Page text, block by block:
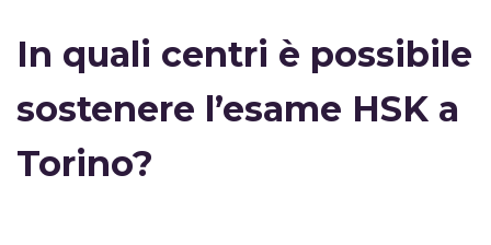
In quali centri è possibile
sostenere l’esame HSK a
Torino?